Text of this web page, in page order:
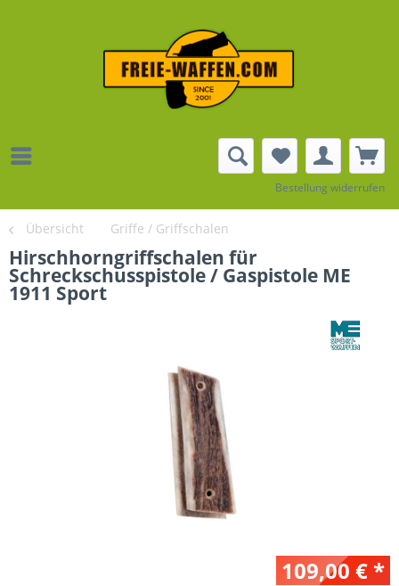
Bestellung widerrufen
Übersicht Griffe / Griffschalen
Hirschhorngriffschalen für
Schreckschusspistole / Gaspistole ME
1911 Sport
109,00 € *